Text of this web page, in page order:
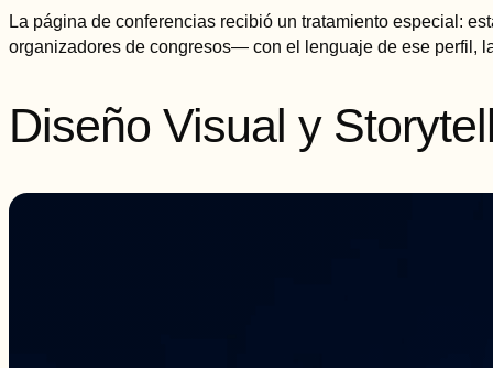
La página de conferencias recibió un tratamiento especial:
organizadores de congresos— con el lenguaje de ese perfil,
Diseño Visual y